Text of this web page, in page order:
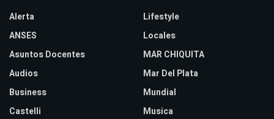
Alerta
ANSES
Asuntos Docentes
Audios
Business
Castelli
Lifestyle
Locales
MAR CHIQUITA
Mar Del Plata
Mundial
Musica